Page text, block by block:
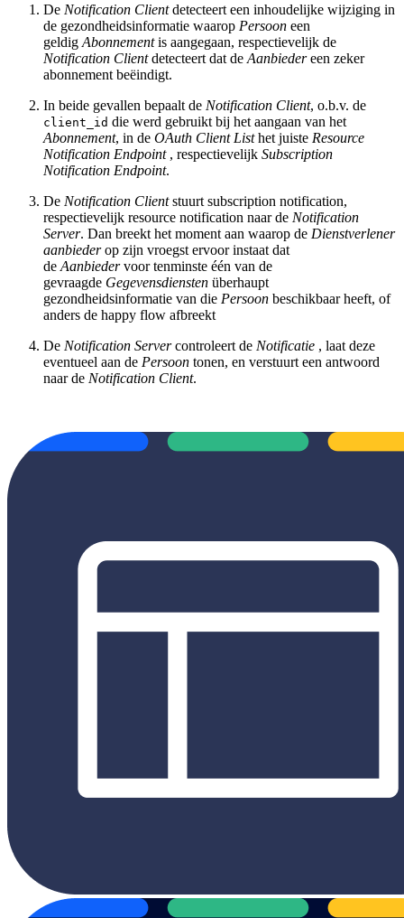
De Notification Clientdetecteert een inhoudelijke wijziging in
de gezondheidsinformatie waarop Persoon een
geldig Abonnementis aangegaan, respectievelijk de
Notification Clientdetecteert dat de Aanbiedereen zeker
abonnement beëindigt.
In beide gevallen bepaalt de Notification Client, o.b.v. de
client_id die werd gebruikt bij het aangaan van het
Abonnement, in de OAuth Client Listhet juiste Resource
Notification Endpoint, respectievelijk Subscription
Notification Endpoint.
De Notification Clientstuurt subscription notification,
respectievelijk resource notification naar de Notification
Server. Dan breekt het moment aan waarop de Dienstverlener
aanbiederop zijn vroegst ervoor instaat dat
de Aanbiedervoor tenminste één van de
gevraagde Gegevensdiensten überhaupt
gezondheidsinformatie van die Persoon beschikbaar heeft, of
anders de happy flow afbreekt
De Notification Servercontroleert de Notificatie , laat deze
eventueel aan de Persoon tonen, en verstuurt een antwoord
naar de Notification Client.